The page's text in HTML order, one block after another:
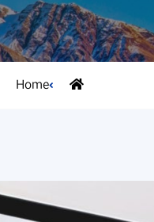
Home